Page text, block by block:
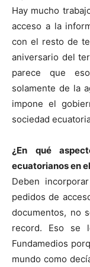
Hay mucho
acceso a la
con el resto de
aniversario del
parece que
solamente de la
impone el
sociedad
¿En qué
ecuatorianos en
Deben
pedidos de
documentos, no
record. Eso se
Fundamedios
mundo como